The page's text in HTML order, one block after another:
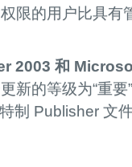
限的用户比具有
2003 和
新的等级为“重
制 Publisher 文